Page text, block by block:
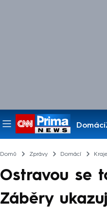
Domácí
Pořady
Domů Zprávy Domácí Kraje
Ostravou se
Záběry